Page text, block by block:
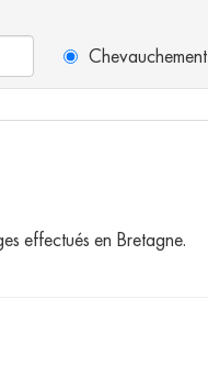
Chevauchement
effectués en Bretagne.